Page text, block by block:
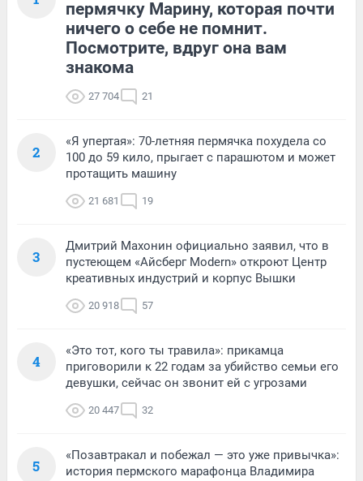
пермячку Марину, которая почти
ничего о себе не помнит.
Посмотрите, вдруг она вам
знакома
27 704 21
2
«Я упертая»: 70-летняя пермячка похудела со
100 до 59 кило, прыгает с парашютом и может
протащить машину
21 681 19
3
Дмитрий Махонин официально заявил, что в
пустеющем «Айсберг Modern» откроют Центр
креативных индустрий и корпус Вышки
20 918 57
4
«Это тот, кого ты травила»: прикамца
приговорили к 22 годам за убийство семьи его
девушки, сейчас он звонит ей с угрозами
20 447 32
5
«Позавтракал и побежал — это уже привычка»:
история пермского марафонца Владимира